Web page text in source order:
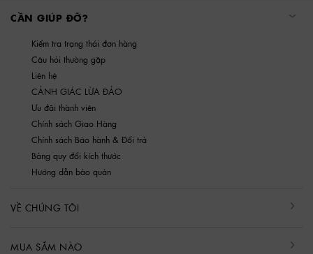
CẦN GIÚP ĐỠ?
Kiểm tra trạng thái đơn hàng
Câu hỏi thường gặp
Liên hệ
CẢNH GIÁC LỪA ĐẢO
Ưu đãi thành viên
Chính sách Giao Hàng
Chính sách Bảo hành & Đổi trả
Bảng quy đổi kích thước
Hướng dẫn bảo quản
VỀ CHÚNG TÔI
MUA SẮM NÀO